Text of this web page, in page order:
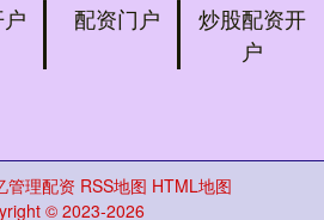
配资门户
炒股配资开
户
管理配资 RSS地图 HTML地图
© 2023-2026